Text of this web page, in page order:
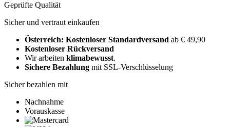
Geprüfte Qualität
Sicher und vertraut einkaufen
Österreich: Kostenloser Standardversand ab € 49,90
Kostenloser Rückversand
Wir arbeiten klimabewusst.
Sichere Bezahlung mit SSL-Verschlüsselung
Sicher bezahlen mit
Nachnahme
Vorauskasse